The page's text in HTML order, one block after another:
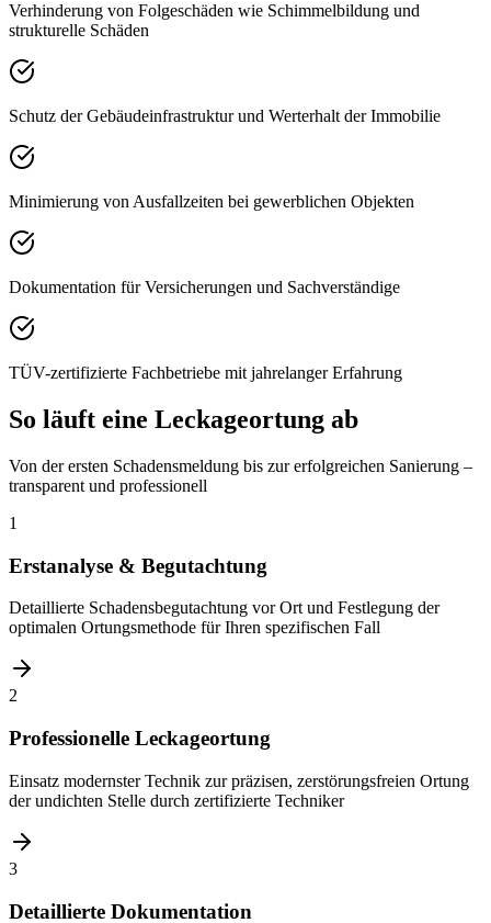
Verhinderung von Folgeschäden wie Schimmelbildung und
strukturelle Schäden
Schutz der Gebäudeinfrastruktur und Werterhalt der Immobilie
Minimierung von Ausfallzeiten bei gewerblichen Objekten
Dokumentation für Versicherungen und Sachverständige
TÜV-zertifizierte Fachbetriebe mit jahrelanger Erfahrung
So läuft eine Leckageortung ab
Von der ersten Schadensmeldung bis zur erfolgreichen Sanierung –
transparent und professionell
1
Erstanalyse & Begutachtung
Detaillierte Schadensbegutachtung vor Ort und Festlegung der
optimalen Ortungsmethode für Ihren spezifischen Fall
2
Professionelle Leckageortung
Einsatz modernster Technik zur präzisen, zerstörungsfreien Ortung
der undichten Stelle durch zertifizierte Techniker
3
Detaillierte Dokumentation